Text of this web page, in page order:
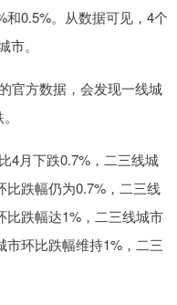
0.5%。从数据可见，4个
。
官方数据，会发现一线城
4月下跌0.7%，二三线城
比跌幅仍为0.7%，二三线
比跌幅达1%，二三线城市
市环比跌幅维持1%，二三